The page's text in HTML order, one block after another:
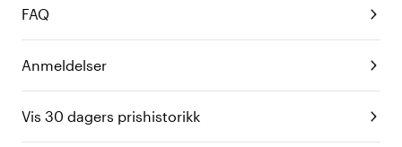
FAQ
Anmeldelser
Vis 30 dagers prishistorikk